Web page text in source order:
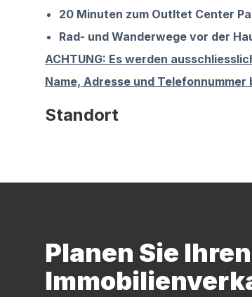
20 Minuten zum Outltet Center
Rad- und Wanderwege vor der
ACHTUNG: Es werden
Name, Adresse und
Standort
Planen Sie Ihren